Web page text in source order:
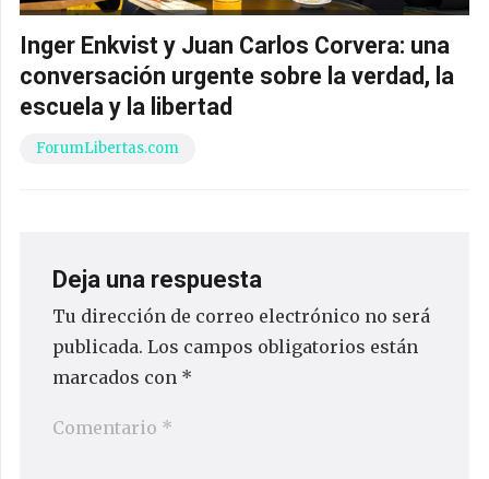
Inger Enkvist y Juan Carlos Corvera: una
conversación urgente sobre la verdad, la
escuela y la libertad
ForumLibertas.com
Deja una respuesta
Tu dirección de correo electrónico no será
publicada. Los campos obligatorios están
marcados con *